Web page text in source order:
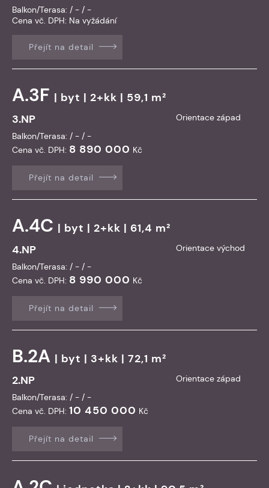
Balkon/Terasa: / - / -
Cena vč. DPH: Na vyžádání
Přejít na detail
A.3F | byt | 2+kk | 59,1 m²
3.NP
Orientace západ
Balkon/Terasa: / - / -
Cena vč. DPH: 8 890 000 Kč
Přejít na detail
A.4C | byt | 2+kk | 61,4 m²
4.NP
Orientace východ
Balkon/Terasa: / - / -
Cena vč. DPH: 8 990 000 Kč
Přejít na detail
B.2A | byt | 3+kk | 72,1 m²
2.NP
Orientace západ
Balkon/Terasa: / - / -
Cena vč. DPH: 10 450 000 Kč
Přejít na detail